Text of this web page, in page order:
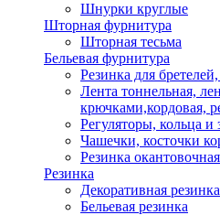
Шнурки круглые
Шторная фурнитура
Шторная тесьма
Бельевая фурнитура
Резинка для
Лента тоннельная,
крючками,кордовая,
Регуляторы, кольца и
Чашечки, косточки
Резинка окантовочная
Резинка
Декоративная резинка
Бельевая резинка